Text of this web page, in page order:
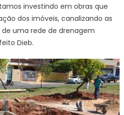
investindo em obras que
dos imóveis, canalizando as
uma rede de drenagem
Dieb.